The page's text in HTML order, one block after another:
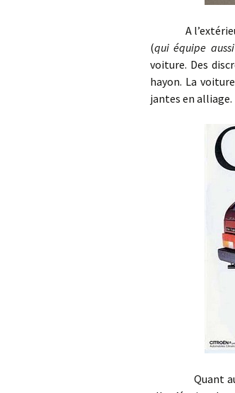
A l’extérieur,
(qui équipe
voiture. Des
hayon. La
jantes en alliage.
Quant au